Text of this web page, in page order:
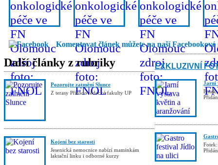
Komentovat článek můžete na naší Facebookové
Další články z rubriky
Pozorujte zatmění Slunce
Z terasy Přírodovědecké fakulty UP
Kojení bez starosti
Jesenická nemocnice nabízí maminkám
laktační linku i odborné kurzy
EXKLUZIVNÍ
Jarní